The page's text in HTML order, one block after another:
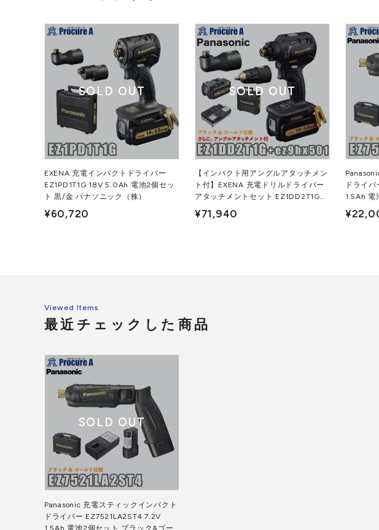
SOLD OUT
EXENA 充電インパクトドライバー
EZ1PD1T1G 18V 5.0Ah 電池2個セッ
ト 黒/金 パナソニック（株）
¥60,720
SOLD OUT
【インパクト用アングルアタッチメン
ト付】EXENA 充電ドリルドライバー
アタッチメントセット EZ1DD2T1G
18V 5.0Ah 電池2個セット ブラック&
ゴールド パナソニック（株）
¥71,940
ドライ
1.5Ah 電
ルド パ
Viewed Items
最近チェックした商品
SOLD OUT
Panasonic 充電スティックインパクト
ドライバー EZ7521LA2ST4 7.2V
1.5Ah 電池2個セット ブラック&ゴー